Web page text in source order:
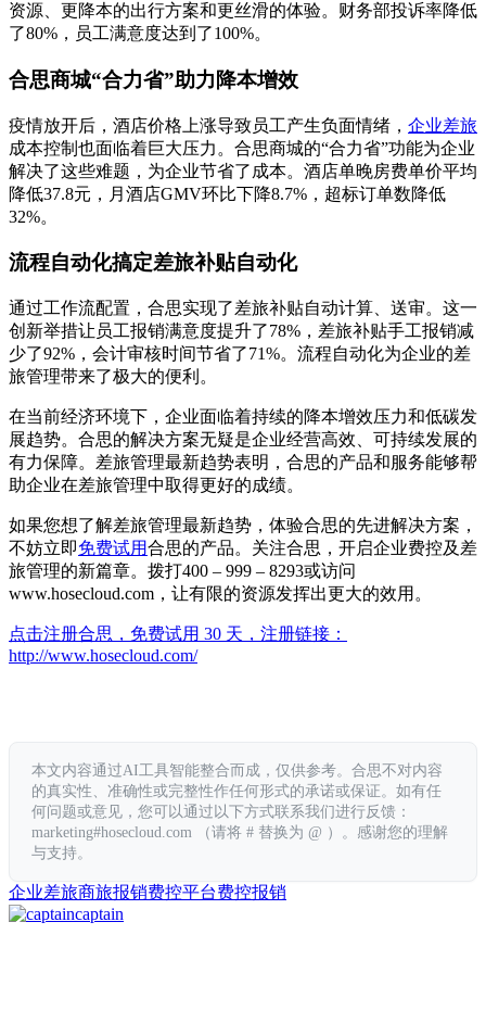
资源、更降本的出行方案和更丝滑的体验。财务部投诉率降低
了80%，员工满意度达到了100%。
合思商城“合力省”助力降本增效
疫情放开后，酒店价格上涨导致员工产生负面情绪， 企业差旅
成本控制也面临着巨大压力。合思商城的“合力省”功能为企业
解决了这些难题，为企业节省了成本。酒店单晚房费单价平均
降低37.8元，月酒店GMV环比下降8.7%，超标订单数降低
32%。
流程自动化搞定差旅补贴自动化
通过工作流配置，合思实现了差旅补贴自动计算、送审。这一
创新举措让员工报销满意度提升了78%，差旅补贴手工报销减
少了92%，会计审核时间节省了71%。流程自动化为企业的差
旅管理带来了极大的便利。
在当前经济环境下，企业面临着持续的降本增效压力和低碳发
展趋势。合思的解决方案无疑是企业经营高效、可持续发展的
有力保障。差旅管理最新趋势表明，合思的产品和服务能够帮
助企业在差旅管理中取得更好的成绩。
如果您想了解差旅管理最新趋势，体验合思的先进解决方案，
不妨立即免费试用合思的产品。关注合思，开启企业费控及差
旅管理的新篇章。拨打400 – 999 – 8293或访问
www.hosecloud.com，让有限的资源发挥出更大的效用。
点击注册合思，免费试用 30 天，注册链接：
http://www.hosecloud.com/
本文内容通过AI工具智能整合而成，仅供参考。合思不对内容
的真实性、准确性或完整性作任何形式的承诺或保证。如有任
何问题或意见，您可以通过以下方式联系我们进行反馈：
marketing#hosecloud.com （请将 # 替换为 @ ）。感谢您的理解
与支持。
企业差旅商旅报销费控平台费控报销
captain